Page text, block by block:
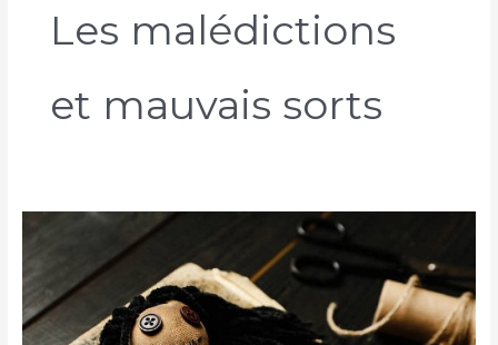
Les malédictions
et mauvais sorts